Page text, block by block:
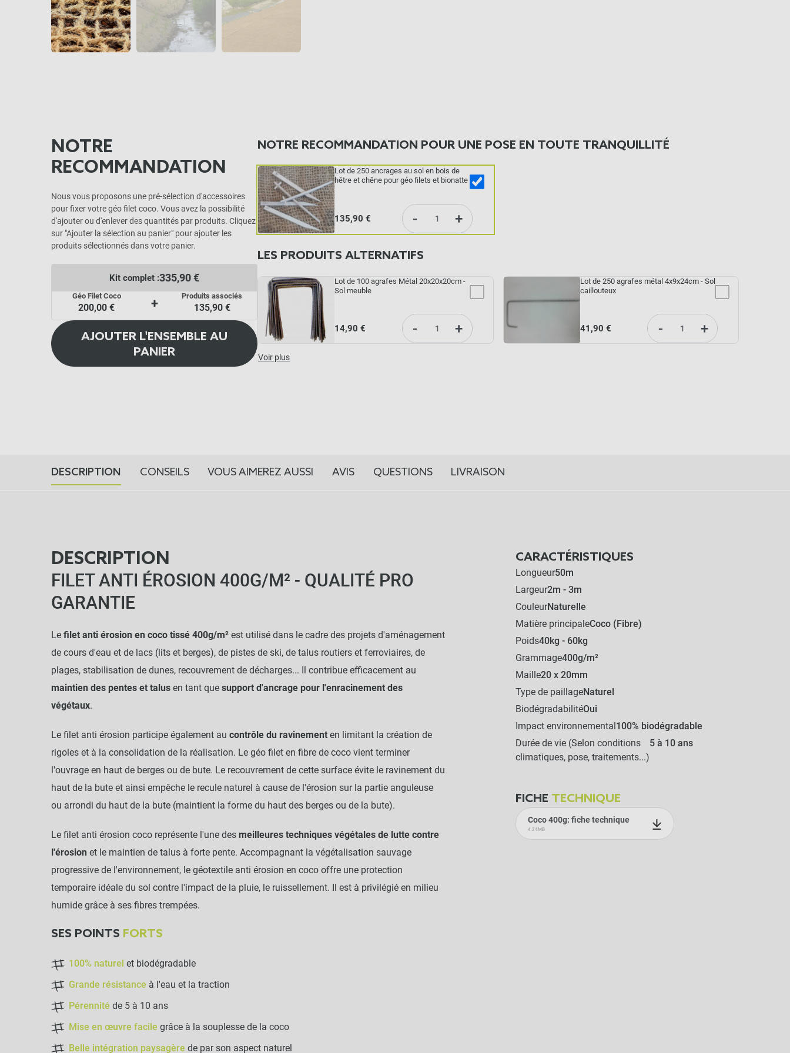
NOTRE
RECOMMANDATION
Nous vous proposons une pré-sélection d'accessoires
pour fixer votre géo filet coco. Vous avez la possibilité
d'ajouter ou d'enlever des quantités par produits. Cliquez
sur "Ajouter la sélection au panier" pour ajouter les
produits sélectionnés dans votre panier.
Kit complet :335,90 €
Géo Filet Coco
200,00 € + Produits associés
135,90 €
AJOUTER L'ENSEMBLE AU
PANIER
NOTRE RECOMMANDATION POUR UNE POSE EN TOUTE TRANQUILLITÉ
Lot de 250 ancrages au sol en bois de
hêtre et chêne pour géo filets et bionatte
135,90 € - +
LES PRODUITS ALTERNATIFS
Lot de 100 agrafes Métal 20x20x20cm -
Sol meuble
14,90 € - +
Lot de 250 agrafes métal 4x9x24cm - Sol
caillouteux
41,90 € - +
Voir plus
DESCRIPTION CONSEILS VOUS AIMEREZ AUSSI AVIS QUESTIONS LIVRAISON
DESCRIPTION
FILET ANTI ÉROSION 400G/M² - QUALITÉ PRO
GARANTIE
Le filet anti érosion en coco tissé 400g/m² est utilisé dans le cadre des projets d'aménagement
de cours d'eau et de lacs (lits et berges), de pistes de ski, de talus routiers et ferroviaires, de
plages, stabilisation de dunes, recouvrement de décharges... Il contribue efficacement au
maintien des pentes et talus en tant que support d'ancrage pour l'enracinement des
végétaux.
Le filet anti érosion participe également au contrôle du ravinement en limitant la création de
rigoles et à la consolidation de la réalisation. Le géo filet en fibre de coco vient terminer
l'ouvrage en haut de berges ou de bute. Le recouvrement de cette surface évite le ravinement du
haut de la bute et ainsi empêche le recule naturel à cause de l'érosion sur la partie anguleuse
ou arrondi du haut de la bute (maintient la forme du haut des berges ou de la bute).
Le filet anti érosion coco représente l'une des meilleures techniques végétales de lutte contre
l'érosion et le maintien de talus à forte pente. Accompagnant la végétalisation sauvage
progressive de l'environnement, le géotextile anti érosion en coco offre une protection
temporaire idéale du sol contre l'impact de la pluie, le ruissellement. Il est à privilégié en milieu
humide grâce à ses fibres trempées.
SES POINTS FORTS
100% naturel et biodégradable
Grande résistance à l'eau et la traction
Pérennité de 5 à 10 ans
Mise en œuvre facile grâce à la souplesse de la coco
Belle intégration paysagère de par son aspect naturel
CARACTÉRISTIQUES
Longueur50m
Largeur2m - 3m
CouleurNaturelle
Matière principaleCoco (Fibre)
Poids40kg - 60kg
Grammage400g/m²
Maille20 x 20mm
Type de paillageNaturel
BiodégradabilitéOui
Impact environnemental 100% biodégradable
Durée de vie (Selon conditions
climatiques, pose, traitements...)
5 à 10 ans
FICHE TECHNIQUE
Coco 400g: fiche technique
4.34MB